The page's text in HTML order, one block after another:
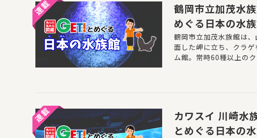
鶴岡市立加茂水
めぐる日本の水
鶴岡市立加茂水族館は
面した岬に立ち、クラ
ム館。常時60種以上の
「クラゲチューブ」な
カワスイ 川崎水
とめぐる日本の